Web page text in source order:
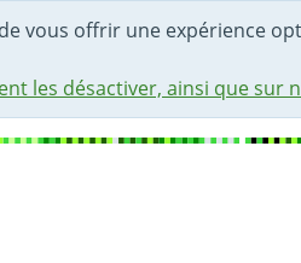
vous offrir une expérience
les désactiver, ainsi que